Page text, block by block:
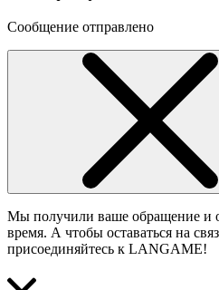
Сообщение отправлено
Мы получили ваше обращение и
время. А чтобы оставаться на
присоединяйтесь к LANGAME!